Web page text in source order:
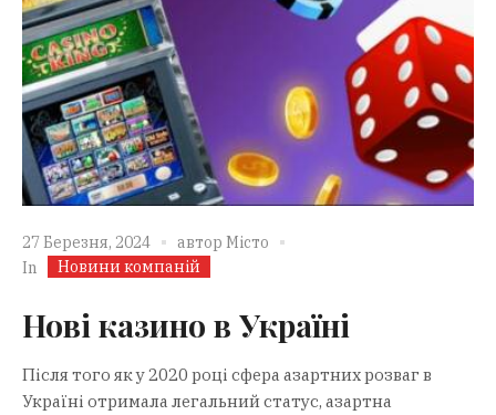
27 Березня, 2024 автор Місто
In
Новини компаній
Нові казино в Україні
Після того як у 2020 році сфера азартних розваг в
Україні отримала легальний статус, азартна